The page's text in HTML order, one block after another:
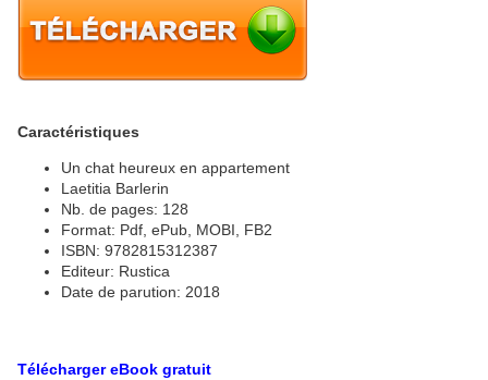
Caractéristiques
Un chat heureux en appartement
Laetitia Barlerin
Nb. de pages: 128
Format: Pdf, ePub, MOBI, FB2
ISBN: 9782815312387
Editeur: Rustica
Date de parution: 2018
Télécharger eBook gratuit